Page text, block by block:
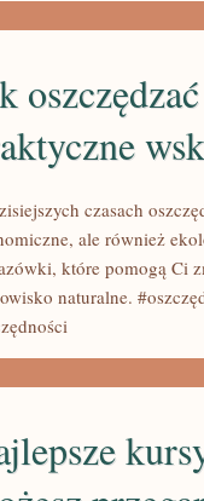
czasach
ale również
które pomogą Ci
naturalne.